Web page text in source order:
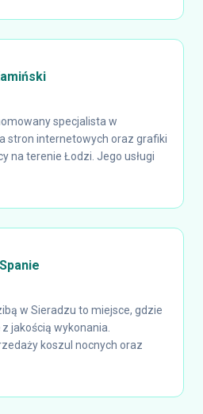
specjalista w
stron internetowych oraz grafiki
na terenie Łodzi. Jego usługi
w Sieradzu to miejsce, gdzie
jakością wykonania.
koszul nocnych oraz